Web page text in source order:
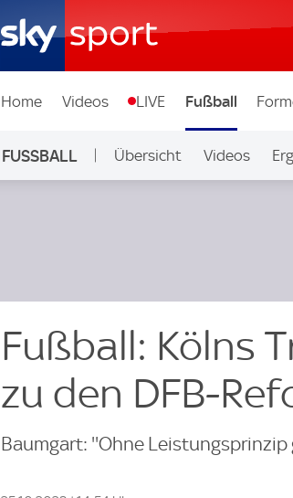
Home Videos LIVE Fußball
FUSSBALL Übersicht Videos
Fußball: Kölns
zu den DFB-
Baumgart: ''Ohne